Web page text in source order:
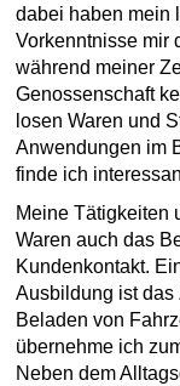
dabei haben mein
Vorkenntnisse mir
während meiner
Genossenschaft
losen Waren und
Anwendungen im
finde ich
Meine Tätigkeiten
Waren auch das
Kundenkontakt.
Ausbildung ist das
Beladen von
übernehme ich
Neben dem